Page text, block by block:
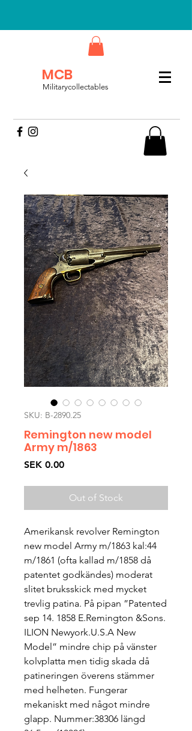
MCB
Militarycollectables
SKU: B-2890.25
Remington new model
Army m/1863
SEK 0.00Price
Out of Stock
Amerikansk revolver Remington
new model Army m/1863 kal:44
m/1861 (ofta kallad m/1858 då
patentet godkändes) moderat
slitet bruksskick med mycket
trevlig patina. På pipan ”Patented
sep 14. 1858 E.Remington &Sons.
ILION Newyork.U.S.A New
Model” mindre chip på vänster
kolvplatta men tidig skada då
patineringen överens stämmer
med helheten. Fungerar
mekaniskt med något mindre
glapp. Nummer:38306 längd